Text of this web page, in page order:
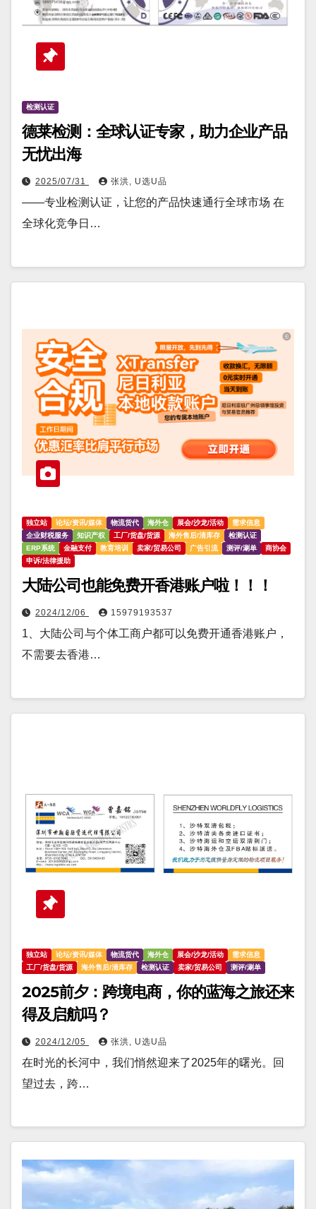
检测认证
德莱检测：全球认证专家，助力企业产品
无忧出海
2025/07/31 张洪, U选U品
——专业检测认证，让您的产品快速通行全球市场 在
全球化竞争日…
独立站 论坛/资讯/媒体 物流货代 海外仓 展会/沙龙/活动
需求信息
企业财税服务
知识产权 工厂/货盘/货源 海外售后/清库存
检测认证
ERP系统
金融支付 教育培训 卖家/贸易公司 广告引流 测评/涮单
商协会
申诉/法律援助
大陆公司也能免费开香港账户啦！！！
2024/12/06 15979193537
1、大陆公司与个体工商户都可以免费开通香港账户，
不需要去香港…
独立站 论坛/资讯/媒体 物流货代 海外仓 展会/沙龙/活动
需求信息
工厂/货盘/货源
海外售后/清库存 检测认证 卖家/贸易公司 测评/涮单
2025前夕：跨境电商，你的蓝海之旅还来
得及启航吗？
2024/12/05 张洪, U选U品
在时光的长河中，我们悄然迎来了2025年的曙光。回
望过去，跨…